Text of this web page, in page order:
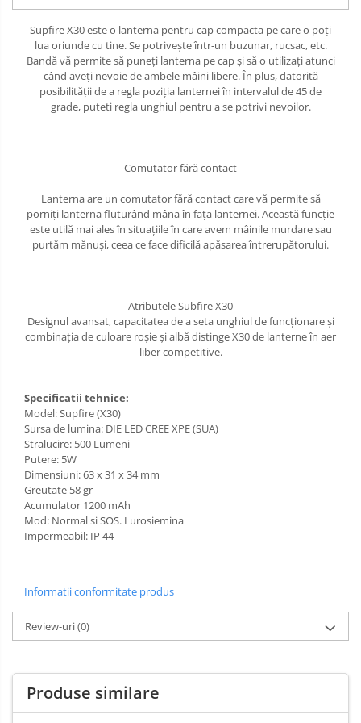
Supfire X30 este o lanterna pentru cap compacta pe care o poți
lua oriunde cu tine. Se potrivește într-un buzunar, rucsac, etc.
Bandă vă permite să puneți lanterna pe cap și să o utilizați atunci
când aveți nevoie de ambele mâini libere. În plus, datorită
posibilității de a regla poziția lanternei în intervalul de 45 de
grade, puteti regla unghiul pentru a se potrivi nevoilor.
Comutator fără contact
Lanterna are un comutator fără contact care vă permite să
porniți lanterna fluturând mâna în fața lanternei. Această funcție
este utilă mai ales în situațiile în care avem mâinile murdare sau
purtăm mănuși, ceea ce face dificilă apăsarea întrerupătorului.
Atributele Subfire X30
Designul avansat, capacitatea de a seta unghiul de funcționare și
combinația de culoare roșie și albă distinge X30 de lanterne în aer
liber competitive.
Specificatii tehnice:
Model: Supfire (X30)
Sursa de lumina: DIE LED CREE XPE (SUA)
Stralucire: 500 Lumeni
Putere: 5W
Dimensiuni: 63 x 31 x 34 mm
Greutate 58 gr
Acumulator 1200 mAh
Mod: Normal si SOS. Lurosiemina
Impermeabil: IP 44
Informatii conformitate produs
Review-uri(0)
Produse similare